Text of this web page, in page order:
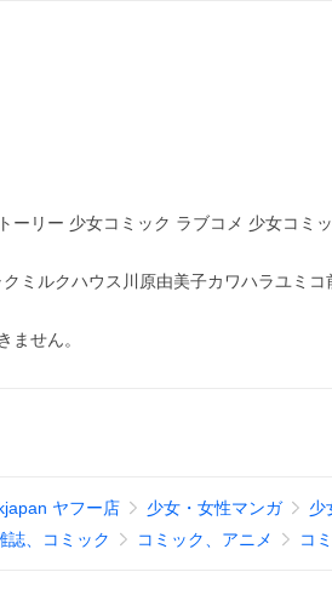
ーリー 少女コミック ラブコメ 少女コミ
ミルクハウス川原由美子カワハラユミ
ません。
ヤフー店 少女・女性マンガ 少
誌、コミック
コミック、アニメ コ